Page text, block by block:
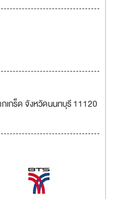
เกร็ด จังหวัดนนทบุรี 11120